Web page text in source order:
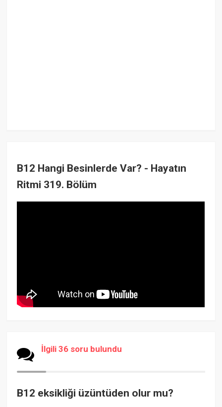
B12 Hangi Besinlerde Var? - Hayatın
Ritmi 319. Bölüm
İlgili 36 soru bulundu
B12 eksikliği üzüntüden olur mu?